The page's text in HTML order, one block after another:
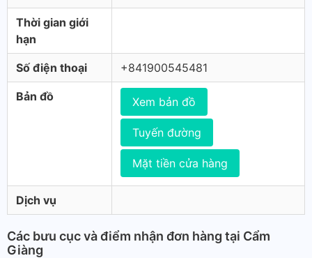
Thời gian giới
hạn
Số điện thoại +841900545481
Bản đồ Xem bản đồ
Tuyến đường
Mặt tiền cửa hàng
Dịch vụ
Các bưu cục và điểm nhận đơn hàng tại Cẩm
Giàng